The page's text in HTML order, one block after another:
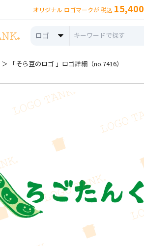
オリジナル ロゴマークが 税込
ロゴ
＞ 「そら豆のロゴ 」ロゴ詳細（no.7416）